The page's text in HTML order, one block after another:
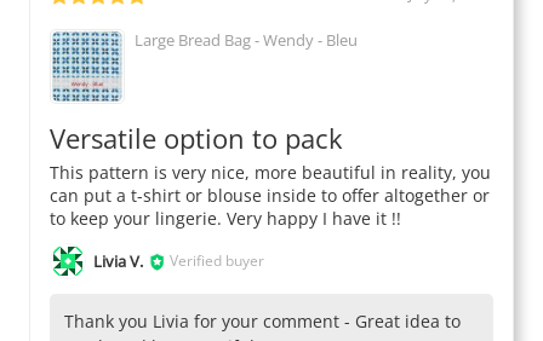
Large Bread Bag - Wendy - Bleu
Versatile option to pack
This pattern is very nice, more beautiful in reality, you
can put a t-shirt or blouse inside to offer altogether or
to keep your lingerie. Very happy I have it !!
Livia V. Verified buyer
Thank you Livia for your comment - Great idea to